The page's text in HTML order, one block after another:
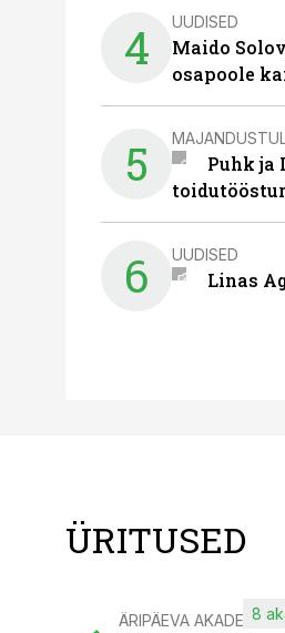
4 UUDISED
Maido
osapoole
5
Puhk ja
6 UUDISED
Linas
ÜRITUSED
ÄRIPÄEVA AKADEEMIA
8